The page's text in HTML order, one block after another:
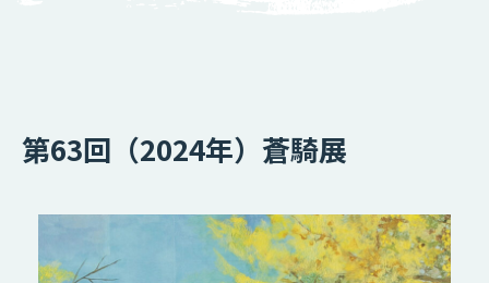
第63回（2024年）蒼騎展